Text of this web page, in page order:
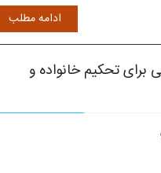
ادامه مطلب
برای تحکیم خانواده و